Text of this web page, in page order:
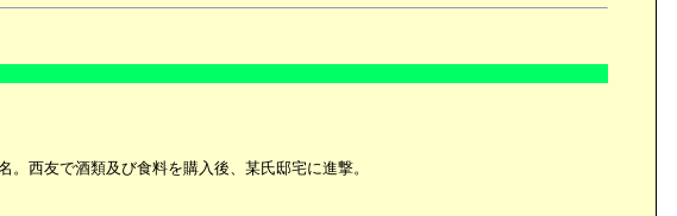
西友で酒類及び食料を購入後、某氏邸宅に進撃。